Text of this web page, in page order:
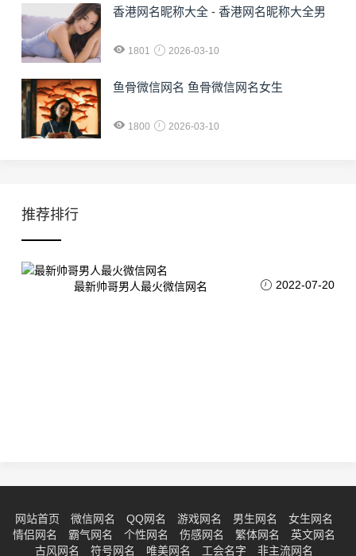
香港网名昵称大全 - 香港网名昵称大全男
1801 2026-03-10
鱼骨微信网名 鱼骨微信网名女生
1800 2026-03-10
推荐排行
最新帅哥男人最火微信网名 2022-07-20
网站首页 微信网名 QQ网名 游戏网名 男生网名
女生网名
情侣网名
霸气网名 个性网名 伤感网名 繁体网名
英文网名
古风网名
符号网名 唯美网名 工会名字 非主流网名